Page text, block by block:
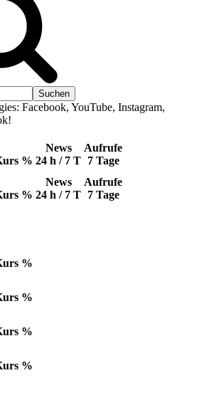
Facebook, YouTube, Instagram,
%
News
24 h / 7 T
Aufrufe
7 Tage
%
News
24 h / 7 T
Aufrufe
7 Tage
%
%
%
%